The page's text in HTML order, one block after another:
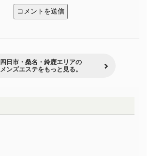
四日市・桑名・鈴鹿エリアの
メンズエステをもっと見る。